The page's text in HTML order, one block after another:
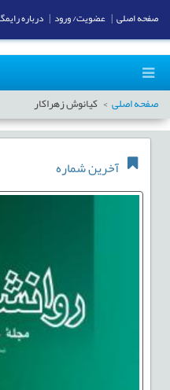
صفحه اصلی کیانوش زهراکار
آخرین شماره
صفحه اصلی عضویت/ ورود درباره رایمگ